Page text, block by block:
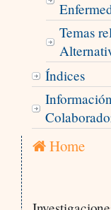
Temas
Índices
Home